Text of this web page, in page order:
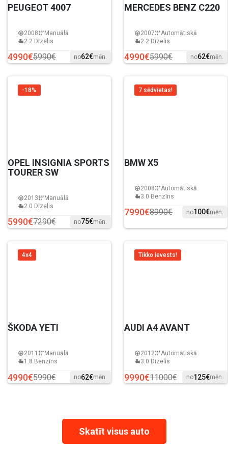
PEUGEOT 4007
2008
Manuālā
2.2 Dīzelis
4990€5990€ no62€mēn.
MERCEDES BENZ C220
2007
Automātiskā
2.2 Dīzelis
4990€5990€ no62€mēn.
-18%
OPEL INSIGNIA SPORTS
TOURER SW
2013
Manuālā
2.0 Dīzelis
5990€7290€ no75€mēn.
7 sēdvietas!
BMW X5
2008
Automātiskā
3.0 Benzīns
7990€8990€ no100€mēn.
4x4
ŠKODA YETI
2011
Manuālā
1.8 Benzīns
4990€5990€ no62€mēn.
Tikko ievests!
AUDI A4 AVANT
2012
Automātiskā
3.0 Dīzelis
9990€11000€ no125€mēn.
Skatīt visus auto